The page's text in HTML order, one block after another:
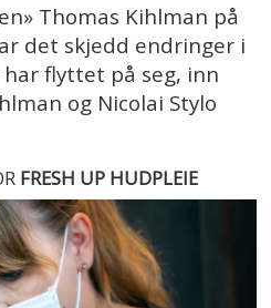
Thomas Kihlman på
det skjedd endringer i
flyttet på seg, inn
og Nicolai Stylo
FRESH UP HUDPLEIE